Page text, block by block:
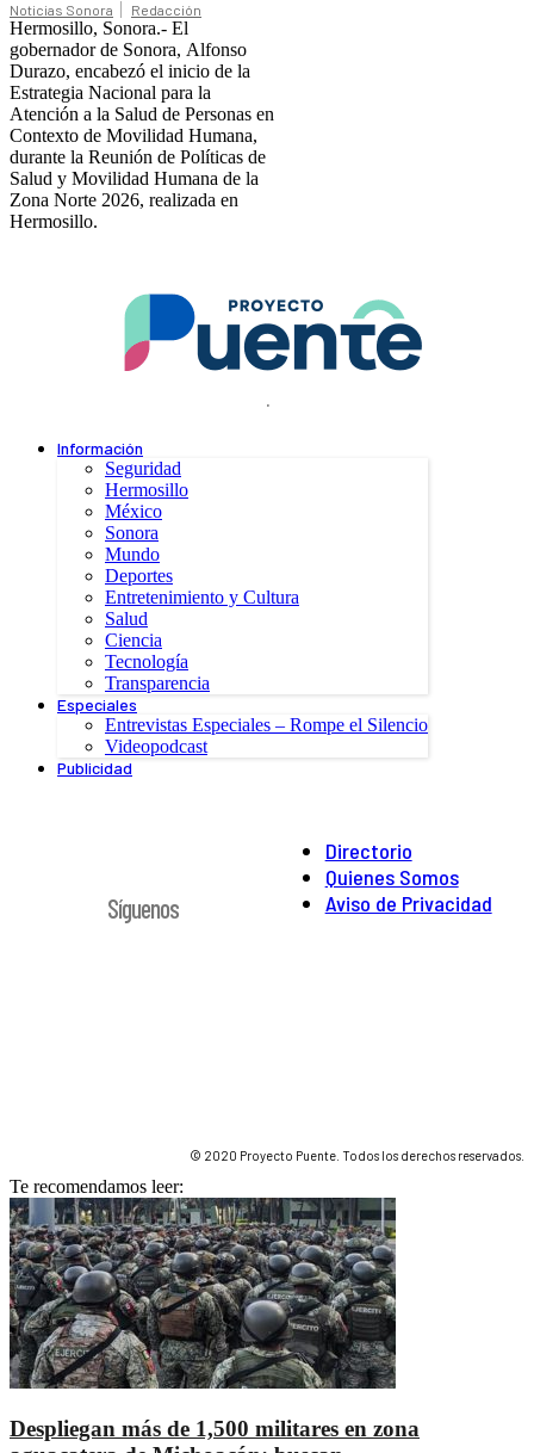
Noticias Sonora Redacción
Hermosillo, Sonora.- El
gobernador de Sonora, Alfonso
Durazo, encabezó el inicio de la
Estrategia Nacional para la
Atención a la Salud de Personas en
Contexto de Movilidad Humana,
durante la Reunión de Políticas de
Salud y Movilidad Humana de la
Zona Norte 2026, realizada en
Hermosillo.
.
Información
Seguridad
Hermosillo
México
Sonora
Mundo
Deportes
Entretenimiento y Cultura
Salud
Ciencia
Tecnología
Transparencia
Especiales
Entrevistas Especiales – Rompe el Silencio
Videopodcast
Publicidad
Directorio
Quienes Somos
Aviso de Privacidad
Síguenos
© 2020 Proyecto Puente. Todos los derechos reservados.
Te recomendamos leer:
Despliegan más de 1,500 militares en zona